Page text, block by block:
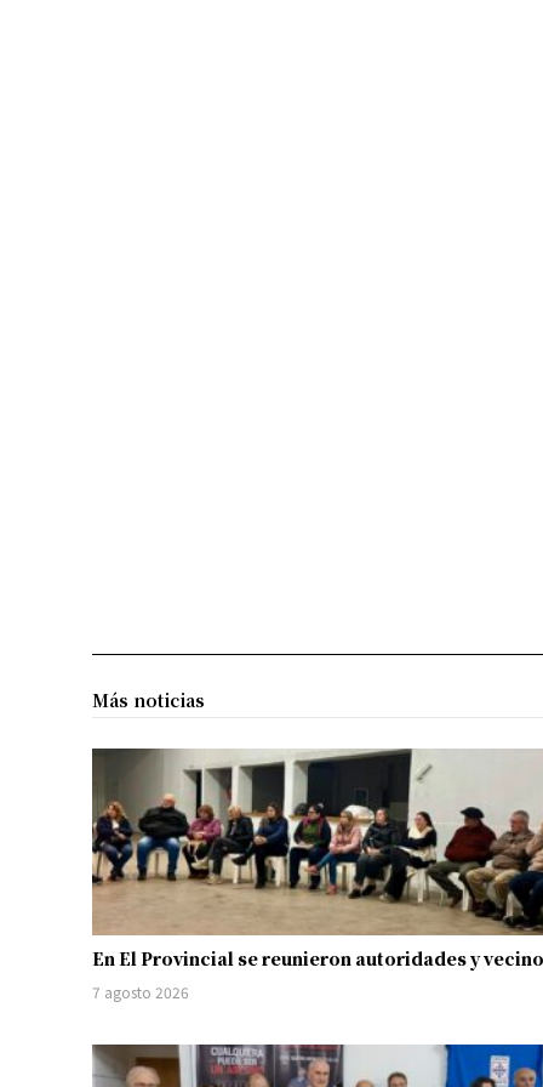
Más noticias
En El Provincial se reunieron autoridades y
7 agosto 2026